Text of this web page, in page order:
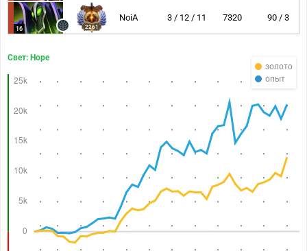
16 2261
NoiA 3 / 12 / 11 7320 90 / 3
золото
опыт
Свет: Hope